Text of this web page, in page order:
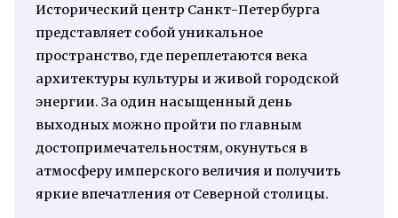
Исторический центр Санкт-Петербурга
представляет собой уникальное
пространство, где переплетаются века
архитектуры культуры и живой городской
энергии. За один насыщенный день
выходных можно пройти по главным
достопримечательностям, окунуться в
атмосферу имперского величия и получить
яркие впечатления от Северной столицы.